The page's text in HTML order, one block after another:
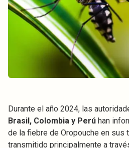
Durante el año 2024, las
Brasil, Colombia y Perú han
de la fiebre de Oropouche en sus
transmitido principalmente a